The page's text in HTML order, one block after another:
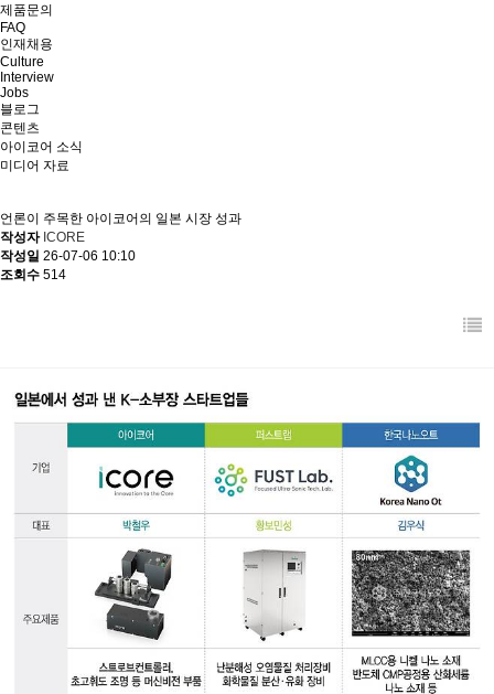
제품문의
FAQ
인재채용
Culture
Interview
Jobs
블로그
콘텐츠
아이코어 소식
미디어 자료
언론이 주목한 아이코어의 일본 시장 성과
작성자 ICORE
작성일 26-07-06 10:10
조회수 514